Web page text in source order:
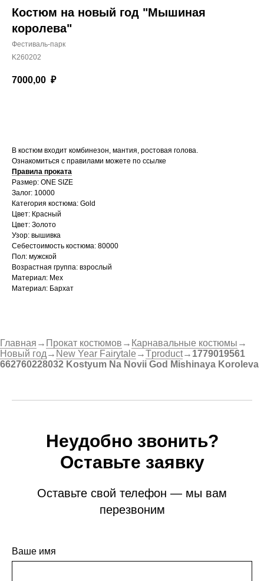
Костюм на новый год "Мышиная
королева"
Фестиваль-парк
K260202
7000,00 ₽
В костюм входит комбинезон, мантия, ростовая голова.
Ознакомиться с правилами можете по ссылке
Правила проката
Размер: ONE SIZE
Залог: 10000
Категория костюма: Gold
Цвет: Красный
Цвет: Золото
Узор: вышивка
Себестоимость костюма: 80000
Пол: мужской
Возрастная группа: взрослый
Материал: Мех
Материал: Бархат
Главная → Прокат костюмов → Карнавальные костюмы →
Новый год → New Year Fairytale →Tproduct→ 1779019561
662760228032 Kostyum Na Novii God Mishinaya Koroleva
Неудобно звонить?
Оставьте заявку
Оставьте свой телефон — мы вам
перезвоним
Ваше имя